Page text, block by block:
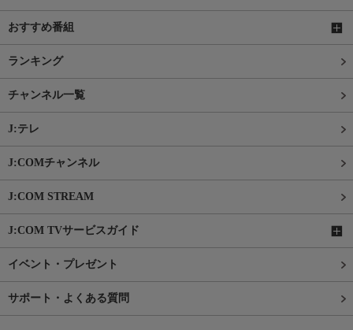
おすすめ番組
ランキング
チャンネル一覧
J:テレ
J:COMチャンネル
J:COM STREAM
J:COM TVサービスガイド
イベント・プレゼント
サポート・よくある質問